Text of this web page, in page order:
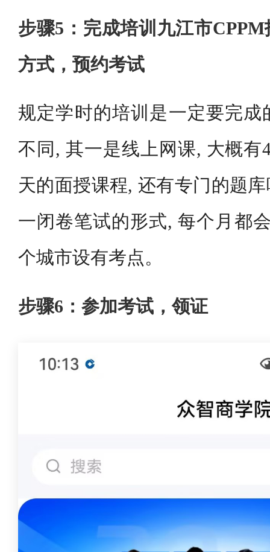
步骤5：完成培训九江市
方式，预约考试
规定学时的培训是一定要完成
不同, 其一是线上网课, 大概有
天的面授课程, 还有专门的题
一闭卷笔试的形式, 每个月都
个城市设有考点。
步骤6：参加考试，领证